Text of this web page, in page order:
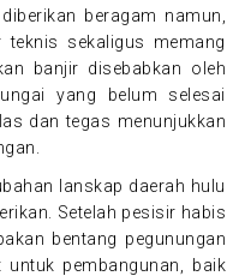
beragam namun,
sekaligus memang
banjir disebabkan oleh
yang belum selesai
dan tegas menunjukkan
lanskap daerah hulu
Setelah pesisir habis
bentang pegunungan
pembangunan, baik